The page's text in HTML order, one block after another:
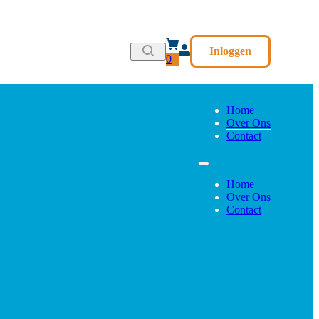
0
Inloggen
Home
Over Ons
Contact
Home
Over Ons
Contact